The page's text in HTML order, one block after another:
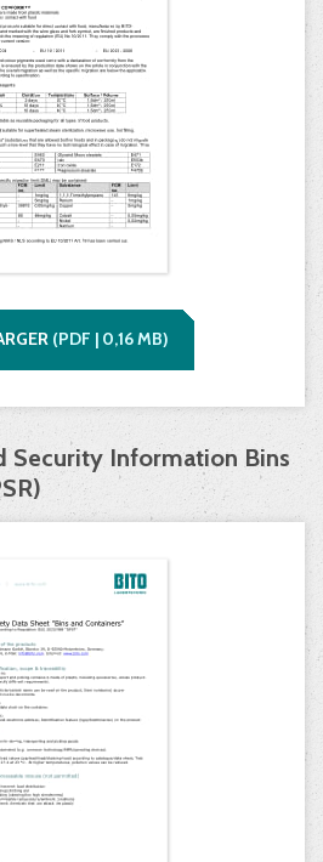
(PDF | 0,16MB)
Security Information Bins